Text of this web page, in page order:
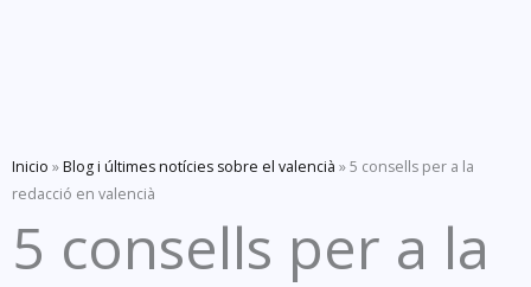
Inicio »Blog i últimes notícies sobre el valencià »5 consells per a la
redacció en valencià
5 consells per a la